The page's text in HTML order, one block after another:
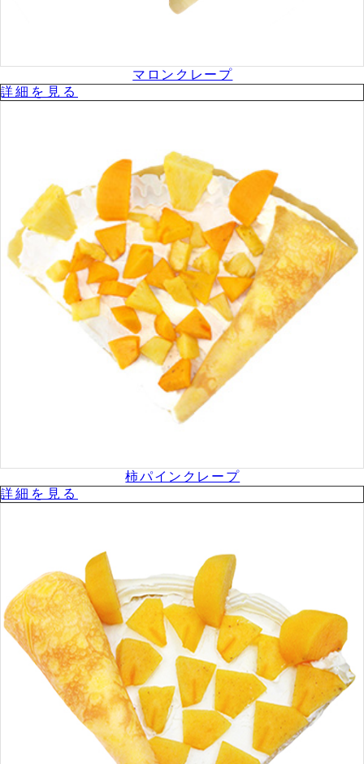
マロンクレープ
詳細を⾒る
柿パインクレープ
詳細を⾒る